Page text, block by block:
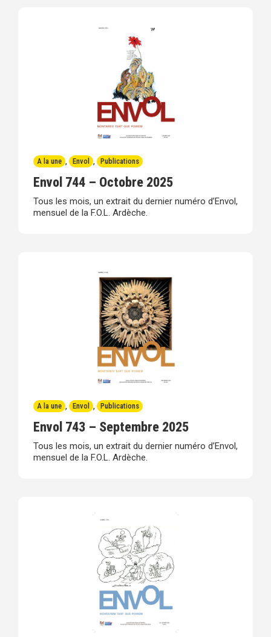
A la une , Envol , Publications
Envol 744 – Octobre 2025
Tous les mois, un extrait du dernier numéro d’Envol,
mensuel de la F.O.L. Ardèche.
A la une , Envol , Publications
Envol 743 – Septembre 2025
Tous les mois, un extrait du dernier numéro d’Envol,
mensuel de la F.O.L. Ardèche.